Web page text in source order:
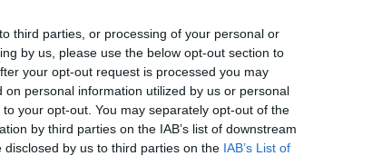
third parties, or processing of your personal or
by us, please use the below opt-out section to
your opt-out request is processed you may
personal information utilized by us or personal
your opt-out. You may separately opt-out of the
by third parties on the IAB’s list of downstream
by us to third parties on the IAB’s List of